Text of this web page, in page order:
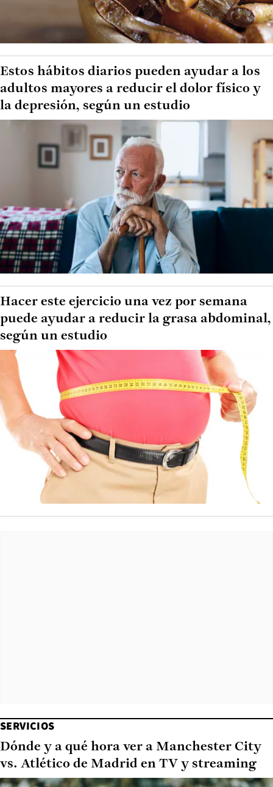
Estos hábitos diarios pueden ayudar a los
adultos mayores a reducir el dolor físico y
la depresión, según un estudio
Hacer este ejercicio una vez por semana
puede ayudar a reducir la grasa abdominal,
según un estudio
SERVICIOS
Dónde y a qué hora ver a Manchester City
vs. Atlético de Madrid en TV y streaming